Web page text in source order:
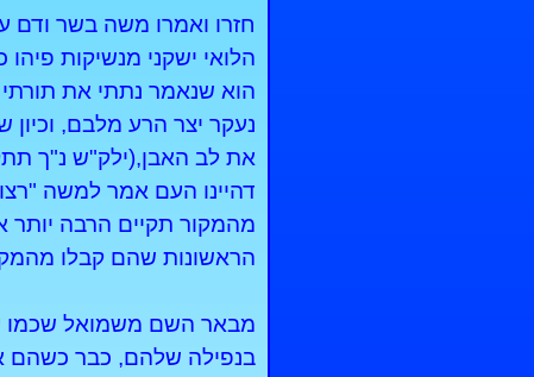
חזרו ואמרו משה בשר ודם
הלואי ישקני מנשיקות
הוא שנאמר נתתי את
נעקר יצר הרע מלבם,
את לב האבן,(ילק"ש נ"ך
דהיינו העם אמר למשה
מהמקור תקיים הרבה
הראשונות שהם קבלו
מבאר השם משמואל שכמו
בנפילה שלהם, כבר כשהם